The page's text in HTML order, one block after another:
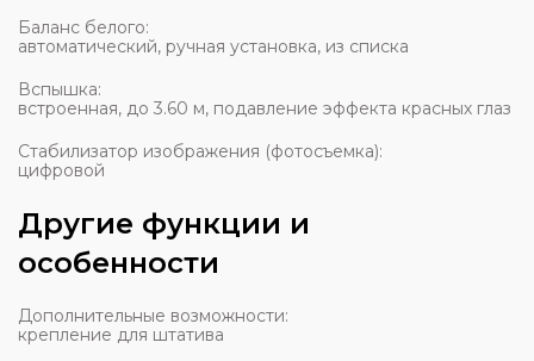
Баланс белого:
автоматический, ручная установка, из списка
Вспышка:
встроенная, до 3.60 м, подавление эффекта красных глаз
Стабилизатор изображения (фотосъемка):
цифровой
Другие функции и
особенности
Дополнительные возможности:
крепление для штатива